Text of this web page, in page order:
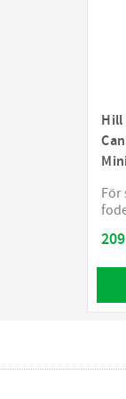
Mini
För
209